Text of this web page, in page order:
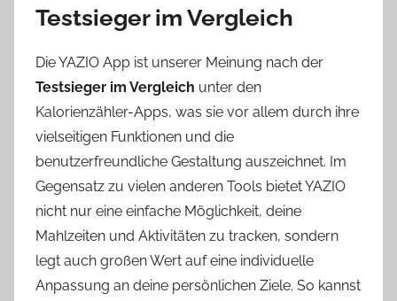
Testsieger im Vergleich
Die YAZIO App ist unserer Meinung nach der
Testsieger im Vergleich unter den
Kalorienzähler-Apps, was sie vor allem durch ihre
vielseitigen Funktionen und die
benutzerfreundliche Gestaltung auszeichnet. Im
Gegensatz zu vielen anderen Tools bietet YAZIO
nicht nur eine einfache Möglichkeit, deine
Mahlzeiten und Aktivitäten zu tracken, sondern
legt auch großen Wert auf eine individuelle
Anpassung an deine persönlichen Ziele. So kannst